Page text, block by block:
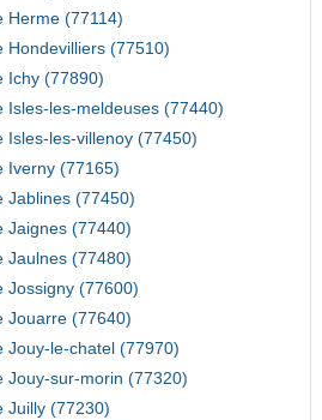
Herme (77114)
Hondevilliers (77510)
Ichy (77890)
Isles-les-meldeuses (77440)
Isles-les-villenoy (77450)
Iverny (77165)
Jablines (77450)
Jaignes (77440)
Jaulnes (77480)
Jossigny (77600)
Jouarre (77640)
Jouy-le-chatel (77970)
Jouy-sur-morin (77320)
Juilly (77230)